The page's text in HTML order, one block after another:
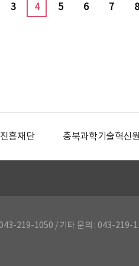
3 4 5 6 7 8
흥재단 충북과학기술혁신원
: 043-219-1050 / 기타 문의 : 043-